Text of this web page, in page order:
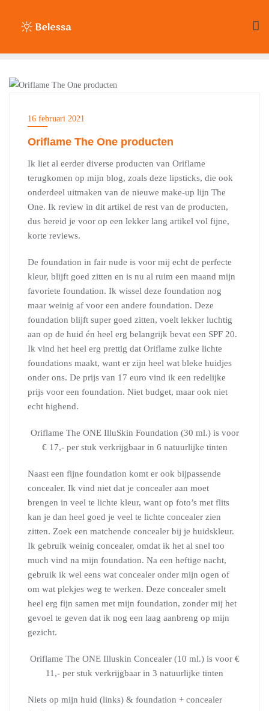
inhoud
16 februari 2021
Oriflame The One producten
Ik liet al eerder diverse producten van Oriflame
terugkomen op mijn blog, zoals deze lipsticks, die ook
onderdeel uitmaken van de nieuwe make-up lijn The
One. Ik review in dit artikel de rest van de producten,
dus bereid je voor op een lekker lang artikel vol fijne,
korte reviews.
De foundation in fair nude is voor mij echt de perfecte
kleur, blijft goed zitten en is nu al ruim een maand mijn
favoriete foundation. Ik wissel deze foundation nog
maar weinig af voor een andere foundation. Deze
foundation blijft super goed zitten, voelt lekker luchtig
aan op de huid én heel erg belangrijk bevat een SPF 20.
Ik vind het heel erg prettig dat Oriflame zulke lichte
foundations maakt, want er zijn heel wat bleke huidjes
onder ons. De prijs van 17 euro vind ik een redelijke
prijs voor een foundation. Niet budget, maar ook niet
echt highend.
Oriflame The ONE IlluSkin Foundation (30 ml.) is voor
€ 17,- per stuk verkrijgbaar in 6 natuurlijke tinten
Naast een fijne foundation komt er ook bijpassende
concealer. Ik vind niet dat je concealer aan moet
brengen in veel te lichte kleur, want op foto’s met flits
kan je dan heel goed je veel te lichte concealer zien
zitten. Zoek een matchende concealer bij je huidskleur.
Ik gebruik weinig concealer, omdat ik het al snel too
much vind na mijn foundation. Na een heftige nacht,
gebruik ik wel eens wat concealer onder mijn ogen of
om wat plekjes weg te werken. Deze concealer smelt
heel erg fijn samen met mijn foundation, zonder mij het
gevoel te geven dat ik nog een laag aanbreng op mijn
gezicht.
Oriflame The ONE Illuskin Concealer (10 ml.) is voor €
11,- per stuk verkrijgbaar in 3 natuurlijke tinten
Niets op mijn huid (links) & foundation + concealer